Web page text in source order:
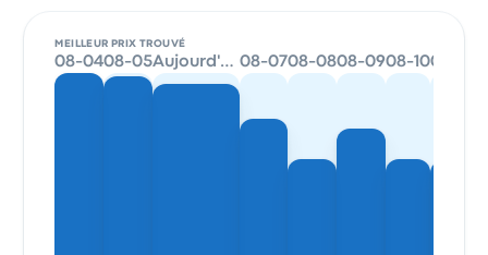
MEILLEUR PRIX TROUVÉ
08-0408-05 Aujourd'hui 08-0708-0808-0908-1008-11